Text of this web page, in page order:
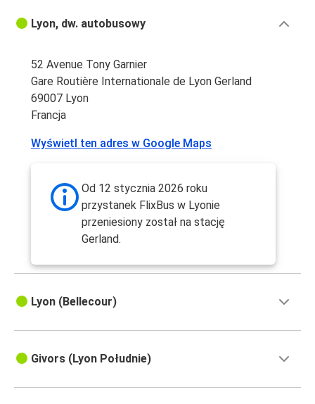
Lyon, dw. autobusowy
52 Avenue Tony Garnier
Gare Routière Internationale de Lyon Gerland
69007 Lyon
Francja
Wyświetl ten adres w Google Maps
Od 12 stycznia 2026 roku
przystanek FlixBus w Lyonie
przeniesiony został na stację
Gerland.
Lyon (Bellecour)
Givors (Lyon Południe)